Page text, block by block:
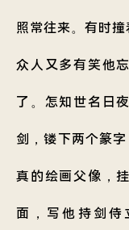
照常往来。有时撞
众人又多有笑他
了。怎知世名日
剑，镂下两个篆
真的绘画父像，
面，写他持剑侍